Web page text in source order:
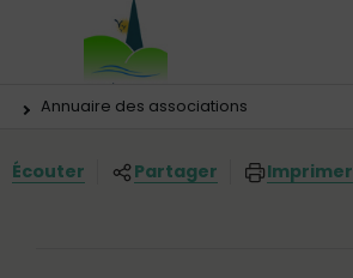
Panneau de gestion des cookies
Menu principal
Vous êtes ici:
Annuaire des associations
Écouter Partager Imprimer